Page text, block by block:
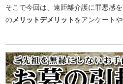
そこで今回は、遠距離介護に罪悪感
のメリットデメリットをアンケート